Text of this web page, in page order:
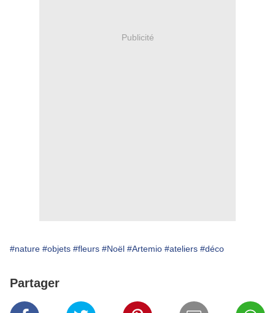
Publicité
#nature #objets #fleurs #Noël #Artemio #ateliers #déco
Partager